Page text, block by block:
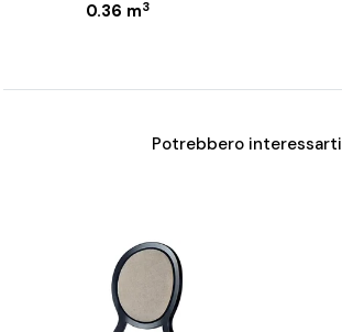
0.36 m3
Potrebbero interessarti